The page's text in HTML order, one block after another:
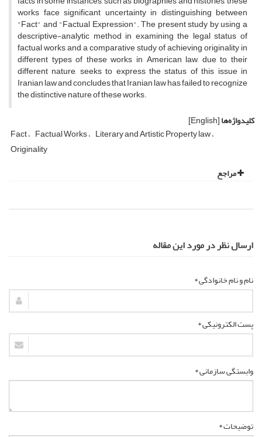
works face significant uncertainty in distinguishing between
"Fact" and "Factual Expression". The present study by using a
descriptive-analytic method in examining the legal status of
factual works and a comparative study of achieving originality in
different types of these works in American law, due to their
different nature, seeks to express the status of this issue in
Iranian law and concludes that Iranian law has failed to recognize
the distinctive nature of these works.
کلیدواژه‌ها[English]
Fact Factual Works Literary and Artistic Property law
Originality
مراجع
ارسال نظر در مورد این مقاله
نام و نام خانوادگی *
پست الکترونیکی *
وابستگی سازمانی *
توضیحات *